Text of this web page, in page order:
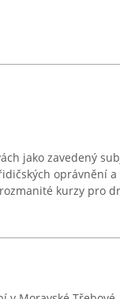
jako zavedený
oprávnění
kurzy pro